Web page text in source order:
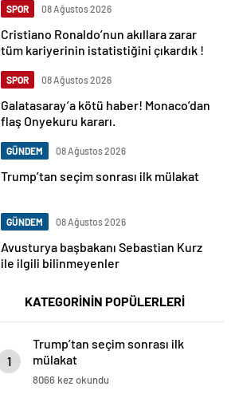
SPOR 08 Ağustos 2026
Cristiano Ronaldo’nun akıllara zarar
tüm kariyerinin istatistiğini çıkardık !
SPOR 08 Ağustos 2026
Galatasaray’a kötü haber! Monaco’dan
flaş Onyekuru kararı.
GÜNDEM 08 Ağustos 2026
Trump’tan seçim sonrası ilk mülakat
GÜNDEM 08 Ağustos 2026
Avusturya başbakanı Sebastian Kurz
ile ilgili bilinmeyenler
KATEGORİNİN POPÜLERLERİ
1
Trump’tan seçim sonrası ilk
mülakat
8066 kez okundu